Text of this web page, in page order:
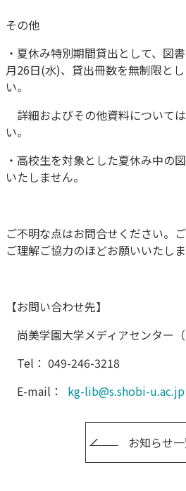
その他
・夏休み特別期間貸出として、図
月26日(水)、貸出冊数を無制限と
い。
詳細およびその他資料について
い。
・高校生を対象とした夏休み中の
いたしません。
ご不明な点はお問合せください。
ご理解ご協力のほどお願いいたしま
【お問い合わせ先】
尚美学園大学メディアセンター（
Tel： 049-246-3218
E-mail： kg-lib@s.shobi-u.ac.jp
お知らせ